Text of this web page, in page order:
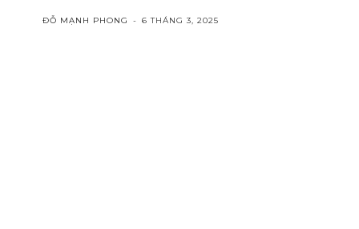
ĐỖ MẠNH PHONG - 6 THÁNG 3, 2025